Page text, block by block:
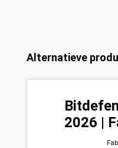
Productgalerij
Alternatieve
2026 |